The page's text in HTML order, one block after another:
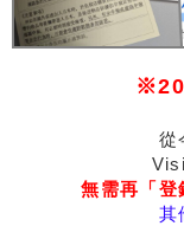
從
無需再「登
其